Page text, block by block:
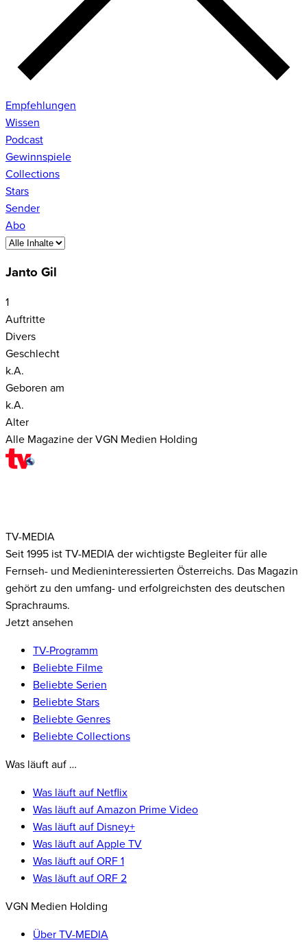
Empfehlungen
Wissen
Podcast
Gewinnspiele
Collections
Stars
Sender
Abo
Janto Gil
1
Auftritte
Divers
Geschlecht
k.A.
Geboren am
k.A.
Alter
Alle Magazine der VGN Medien Holding
TV-MEDIA
Seit 1995 ist TV-MEDIA der wichtigste Begleiter für alle
Fernseh- und Medieninteressierten Österreichs. Das Magazin
gehört zu den umfang- und erfolgreichsten des deutschen
Sprachraums.
Jetzt ansehen
TV-Programm
Beliebte Filme
Beliebte Serien
Beliebte Stars
Beliebte Genres
Beliebte Collections
Was läuft auf …
Was läuft auf Netflix
Was läuft auf Amazon Prime Video
Was läuft auf Disney+
Was läuft auf Apple TV
Was läuft auf ORF 1
Was läuft auf ORF 2
VGN Medien Holding
Über TV-MEDIA